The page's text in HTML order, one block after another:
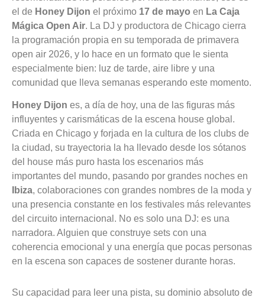
el de Honey Dijon el próximo 17 de mayo en La Caja
Mágica Open Air. La DJ y productora de Chicago cierra
la programación propia en su temporada de primavera
open air 2026, y lo hace en un formato que le sienta
especialmente bien: luz de tarde, aire libre y una
comunidad que lleva semanas esperando este momento.
Honey Dijon es, a día de hoy, una de las figuras más
influyentes y carismáticas de la escena house global.
Criada en Chicago y forjada en la cultura de los clubs de
la ciudad, su trayectoria la ha llevado desde los sótanos
del house más puro hasta los escenarios más
importantes del mundo, pasando por grandes noches en
Ibiza, colaboraciones con grandes nombres de la moda y
una presencia constante en los festivales más relevantes
del circuito internacional. No es solo una DJ: es una
narradora. Alguien que construye sets con una
coherencia emocional y una energía que pocas personas
en la escena son capaces de sostener durante horas.
Su capacidad para leer una pista, su dominio absoluto de